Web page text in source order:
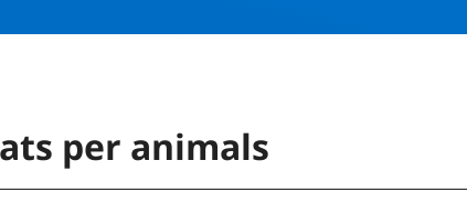
per animals